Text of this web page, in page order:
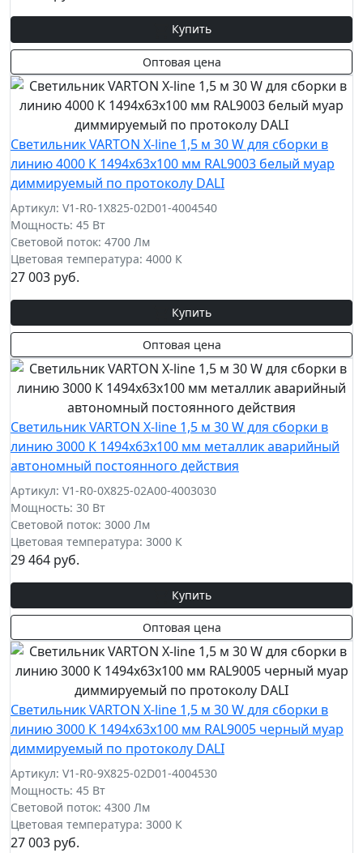
Купить
Оптовая цена
Cветильник VARTON X-line 1,5 м 30 W для сборки в
линию 4000 К 1494x63x100 мм RAL9003 белый муар
диммируемый по протоколу DALI
Артикул: V1-R0-1X825-02D01-4004540
Мощность: 45 Вт
Световой поток: 4700 Лм
Цветовая температура: 4000 К
27 003 руб.
Купить
Оптовая цена
Cветильник VARTON X-line 1,5 м 30 W для сборки в
линию 3000 К 1494x63x100 мм металлик аварийный
автономный постоянного действия
Артикул: V1-R0-0X825-02A00-4003030
Мощность: 30 Вт
Световой поток: 3000 Лм
Цветовая температура: 3000 К
29 464 руб.
Купить
Оптовая цена
Cветильник VARTON X-line 1,5 м 30 W для сборки в
линию 3000 К 1494x63x100 мм RAL9005 черный муар
диммируемый по протоколу DALI
Артикул: V1-R0-9X825-02D01-4004530
Мощность: 45 Вт
Световой поток: 4300 Лм
Цветовая температура: 3000 К
27 003 руб.